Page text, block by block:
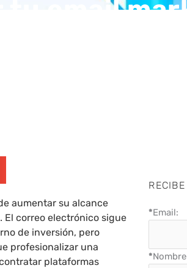
tu email
aumentar su alcance
El correo electrónico sigue
de inversión, pero
profesionalizar una
plataformas
*Email:
*